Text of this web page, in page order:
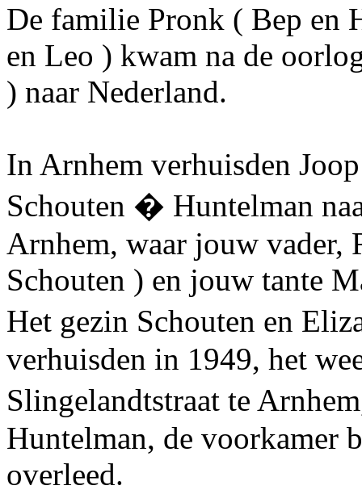
De familie Pronk ( Bep en
en Leo ) kwam na de
) naar Nederland.
In Arnhem verhuisden
Schouten � Huntelman
Arnhem, waar jouw vader,
Schouten ) en jouw tante
Het gezin Schouten en
verhuisden in 1949, het
Slingelandtstraat te
Huntelman, de voorkamer
overleed.